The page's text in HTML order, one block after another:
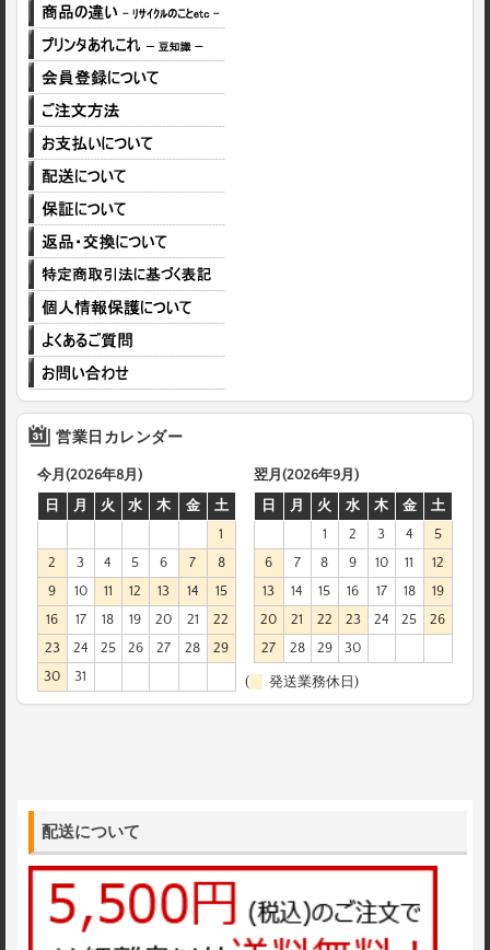
営業日カレンダー
今月(2026年8月)
日
月 火 水 木 金
土
1
2
3 4 5 6 7
8
9
10 11 12 13 14
15
16
17 18 19 20 21
22
23
24 25 26 27 28
29
30
31
翌月(2026年9月)
日
月 火 水 木 金
土
1
2 3 4
5
6
7 8 9 10 11
12
13
14 15 16 17 18
19
20
21 22 23 24 25
26
27
28 29 30
( 発送業務休日)
配送について